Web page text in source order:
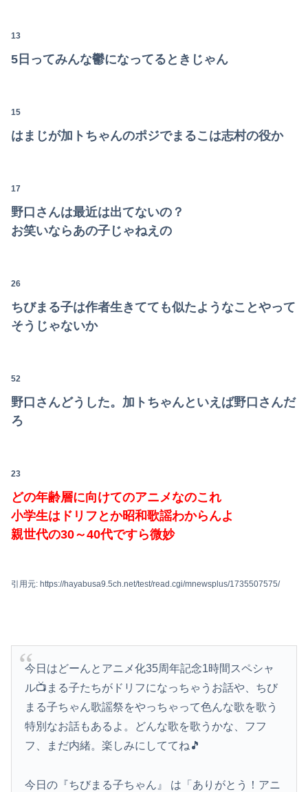
Powered by livedoor 相互RSS
13
5日ってみんな鬱になってるときじゃん
15
はまじが加トちゃんのポジでまるこは志村の役か
17
野口さんは最近は出てないの？
お笑いならあの子じゃねえの
26
ちびまる子は作者生きてても似たようなことやって
そうじゃないか
52
野口さんどうした。加トちゃんといえば野口さんだ
ろ
23
どの年齢層に向けてのアニメなのこれ
小学生はドリフとか昭和歌謡わからんよ
親世代の30～40代ですら微妙
引用元: https://hayabusa9.5ch.net/test/read.cgi/mnewsplus/1735507575/
今日はどーんとアニメ化35周年記念1時間スペシャ
ル📺まる子たちがドリフになっちゃうお話や、ちび
まる子ちゃん歌謡祭をやっちゃって色んな歌を歌う
特別なお話もあるよ。どんな歌を歌うかな、フフ
フ、まだ内緒。楽しみにしててね🎵
今日の『ちびまる子ちゃん』 は「ありがとう！アニ